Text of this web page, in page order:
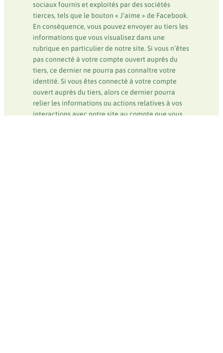
sociaux fournis et exploités par des sociétés
tierces, tels que le bouton « J’aime » de Facebook.
En conséquence, vous pouvez envoyer au tiers les
informations que vous visualisez dans une
rubrique en particulier de notre site. Si vous n’êtes
pas connecté à votre compte ouvert auprès du
tiers, ce dernier ne pourra pas connaître votre
identité. Si vous êtes connecté à votre compte
ouvert auprès du tiers, alors ce dernier pourra
relier les informations ou actions relatives à vos
interactions avec notre site au compte que vous